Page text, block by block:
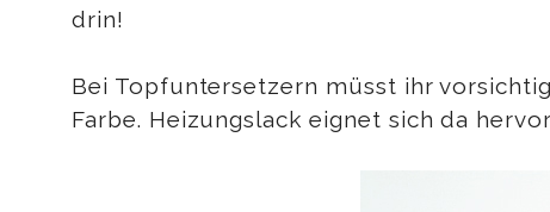
drin!
Bei Topfuntersetzern müsst ihr
Farbe. Heizungslack eignet sich da